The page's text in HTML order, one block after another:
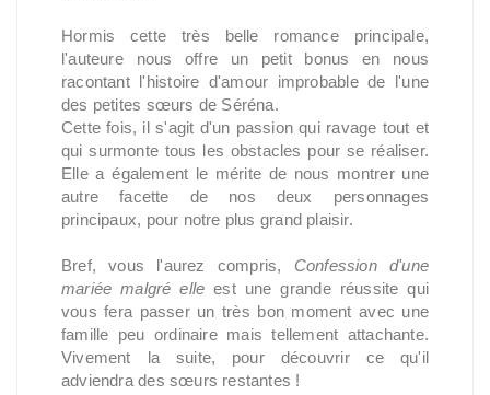
Hormis cette très belle romance principale,
l'auteure nous offre un petit bonus en nous
racontant l'histoire d'amour improbable de l'une
des petites sœurs de Séréna.
Cette fois, il s'agit d'un passion qui ravage tout et
qui surmonte tous les obstacles pour se réaliser.
Elle a également le mérite de nous montrer une
autre facette de nos deux personnages
principaux, pour notre plus grand plaisir.
Bref, vous l'aurez compris, Confession d'une
mariée malgré elle est une grande réussite qui
vous fera passer un très bon moment avec une
famille peu ordinaire mais tellement attachante.
Vivement la suite, pour découvrir ce qu'il
adviendra des sœurs restantes !